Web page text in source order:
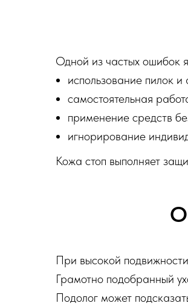
Одной из частых ошибок
использование пилок
самостоятельная
применение средств
игнорирование
Кожа стоп выполняет
При высокой
Грамотно подобранный
Подолог может